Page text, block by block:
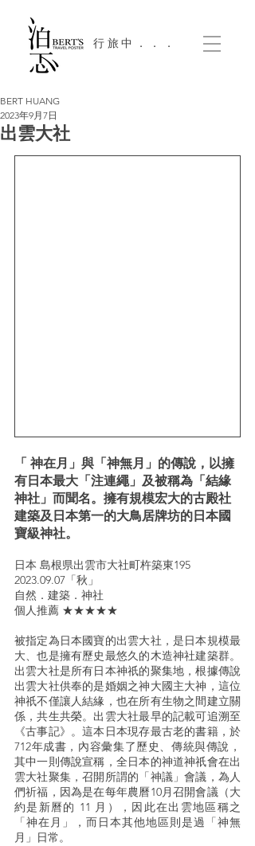
​行旅中．．．
出雲大社
BERT HUANG
2023年9月7日
「 神在月」與「神無月」的傳說，以擁
有日本最大「注連繩」及被稱為「結緣
神社」而聞名。擁有規模宏大的古殿社
建築及日本第一的大鳥居牌坊的日本國
寶級神社。
日本 島根県出雲市大社町杵築東195
2023.09.07「秋」
自然．建築．神社
個人推薦 ★★★★★
被指定為日本國寶的出雲大社，是日本規模最
大、也是擁有歷史最悠久的木造神社建築群。
出雲大社是所有日本神祇的聚集地，根據傳說
出雲大社供奉的是婚姻之神大國主大神，這位
神祇不僅讓人結緣，也在所有生物之間建立關
係，共生共榮。出雲大社最早的記載可追溯至
《古事記》。這本日本現存最古老的書籍，於
712年成書，內容彙集了歷史、傳統與傳說，
其中一則傳說宣稱，全日本的神道神祇會在出
雲大社聚集，召開所謂的「神議」會議，為人
們祈福，因為是在每年農曆10月召開會議（大
約是新曆的 11 月），因此在出雲地區稱之
「神在月」，而日本其他地區則是過「神無
月」日常。